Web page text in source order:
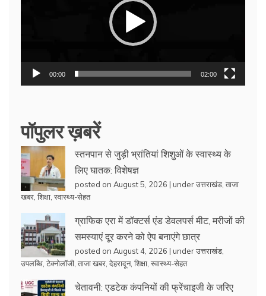
00:00 02:00
पॉपुलर ख़बरें
स्तनपान से जुड़ी भ्रांतियां शिशुओं के स्वास्थ्य के
लिए घातक: विशेषज्ञ
posted on August 5, 2026 | underउत्तराखंड ताजा
खबर शिक्षा स्वास्थ्य-सेहत
ग्राफिक एरा में डॉक्टर्स एंड डेवलपर्स मीट, मरीजों की
समस्याएं दूर करने को ऐप बनाएंगे छात्र
posted on August 4, 2026 | underउत्तराखंड
उपलब्धि टेक्नोलॉजी ताजा खबर देहरादून, शिक्षा स्वास्थ्य-सेहत
चेतावनी: एडटेक कंपनियों की फ्रेंचाइजी के जरिए